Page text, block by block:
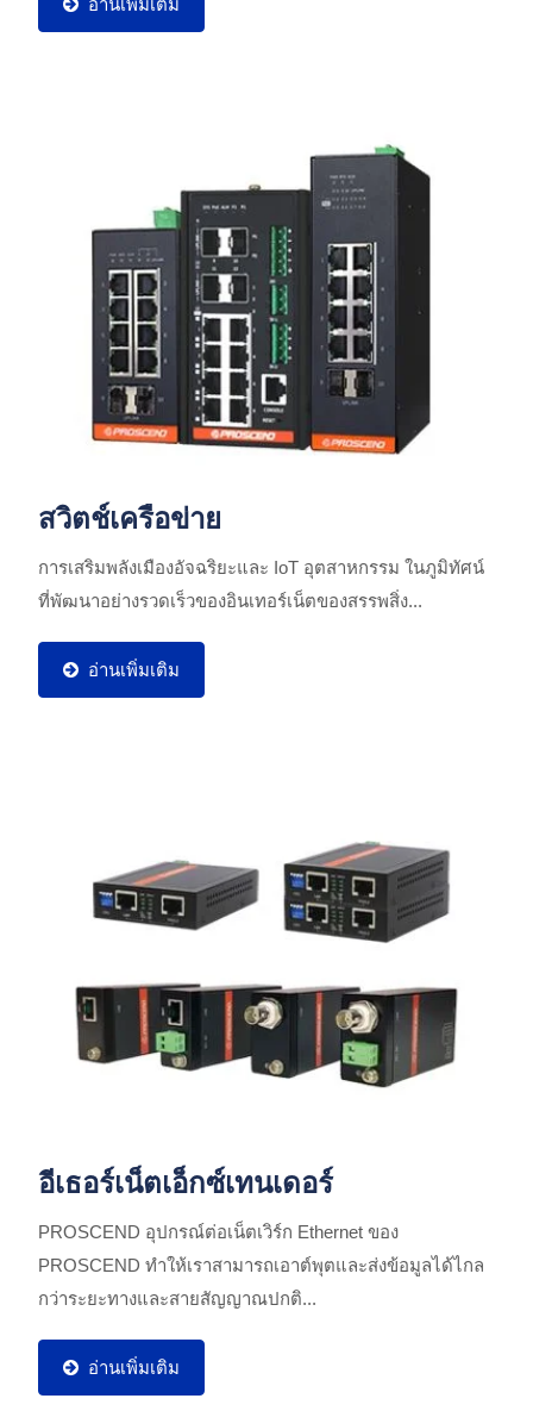
สวิตช์เครือข่าย
การเสริมพลังเมืองอัจฉริยะและ IoT อุตสาหกรรม ในภูมิทัศน์
ที่พัฒนาอย่างรวดเร็วของอินเทอร์เน็ตของสรรพสิ่ง...
อ่านเพิ่มเติม
อีเธอร์เน็ตเอ็กซ์เทนเดอร์
PROSCEND อุปกรณ์ต่อเน็ตเวิร์ก Ethernet ของ
PROSCEND ทำให้เราสามารถเอาต์พุตและส่งข้อมูลได้ไกล
กว่าระยะทางและสายสัญญาณปกติ...
อ่านเพิ่มเติม